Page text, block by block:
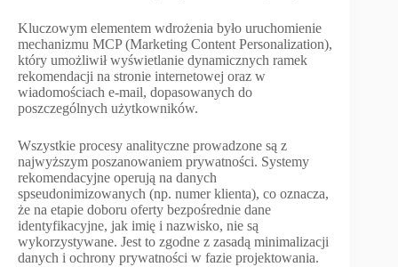
Kluczowym elementem wdrożenia było uruchomienie
mechanizmu MCP (Marketing Content Personalization),
który umożliwił wyświetlanie dynamicznych ramek
rekomendacji na stronie internetowej oraz w
wiadomościach e-mail, dopasowanych do
poszczególnych użytkowników.
Wszystkie procesy analityczne prowadzone są z
najwyższym poszanowaniem prywatności. Systemy
rekomendacyjne operują na danych
spseudonimizowanych (np. numer klienta), co oznacza,
że na etapie doboru oferty bezpośrednie dane
identyfikacyjne, jak imię i nazwisko, nie są
wykorzystywane. Jest to zgodne z zasadą minimalizacji
danych i ochrony prywatności w fazie projektowania.